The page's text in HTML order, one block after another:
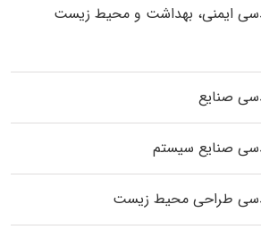
ایمنی، بهداشت و محیط زیست
صنایع
صنایع سیستم
طراحی محیط زیست